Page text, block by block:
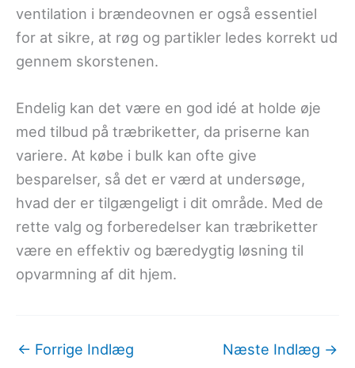
ventilation i brændeovnen er også essentiel
for at sikre, at røg og partikler ledes korrekt ud
gennem skorstenen.
Endelig kan det være en god idé at holde øje
med tilbud på træbriketter, da priserne kan
variere. At købe i bulk kan ofte give
besparelser, så det er værd at undersøge,
hvad der er tilgængeligt i dit område. Med de
rette valg og forberedelser kan træbriketter
være en effektiv og bæredygtig løsning til
opvarmning af dit hjem.
← Forrige Indlæg Næste Indlæg →